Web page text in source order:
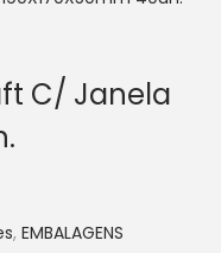
C/ Janela
, EMBALAGENS